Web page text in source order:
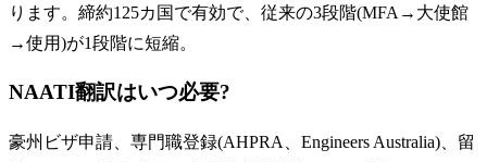
ります。締約125カ国で有効で、従来の3段階(MFA→大使館
→使用)が1段階に短縮。
NAATI翻訳はいつ必要?
豪州ビザ申請、専門職登録(AHPRA、Engineers Australia)、留